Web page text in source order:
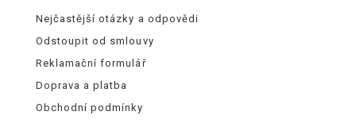
Nejčastější otázky a odpovědi
Odstoupit od smlouvy
Reklamační formulář
Doprava a platba
Obchodní podmínky